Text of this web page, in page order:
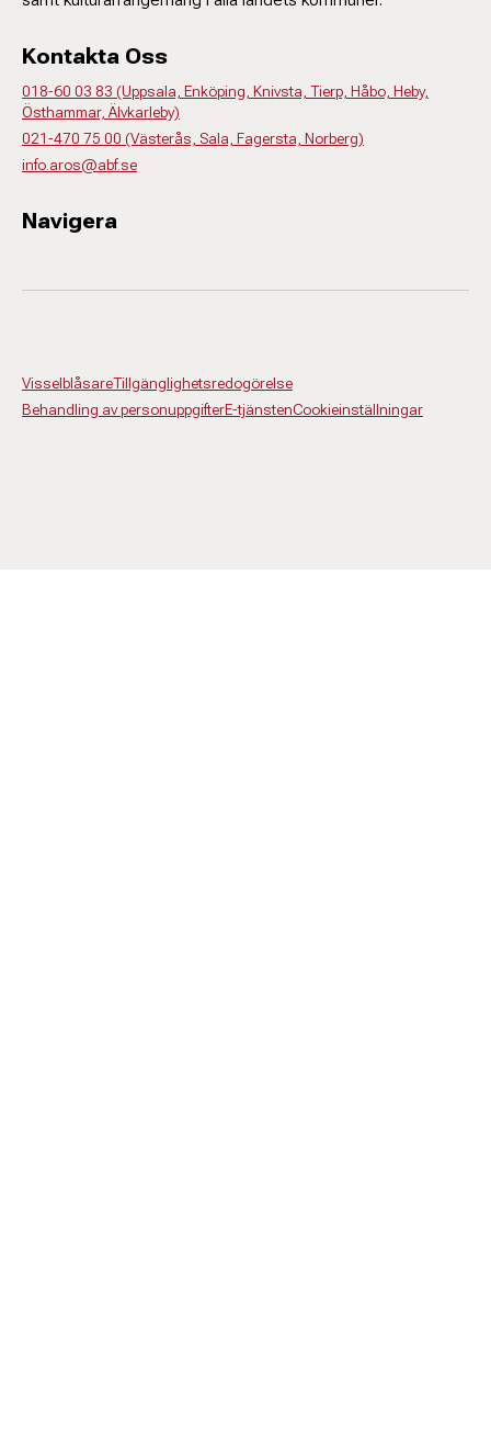
Kontakta Oss
018-60 03 83 (Uppsala, Enköping, Knivsta, Tierp, Håbo, Heby,
Östhammar, Älvkarleby)
021-470 75 00 (Västerås, Sala, Fagersta, Norberg)
info.aros@abf.se
Navigera
VisselblåsareTillgänglighetsredogörelse
Behandling av personuppgifterE-tjänstenCookieinställningar